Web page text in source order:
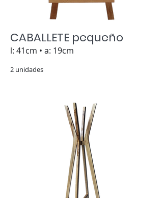
CABALLETE pequeño
l: 41cm • a: 19cm
2 unidades